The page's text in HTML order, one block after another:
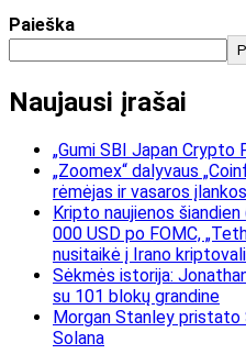
Paieška
Naujausi įrašai
„Gumi SBI Japan Crypto
„Zoomex“ dalyvaus
rėmėjas ir vasaros
Kripto naujienos
000 USD po FOMC,
nusitaikė į Irano
Sėkmės istorija:
su 101 blokų grandine
Morgan Stanley pristato
Solana